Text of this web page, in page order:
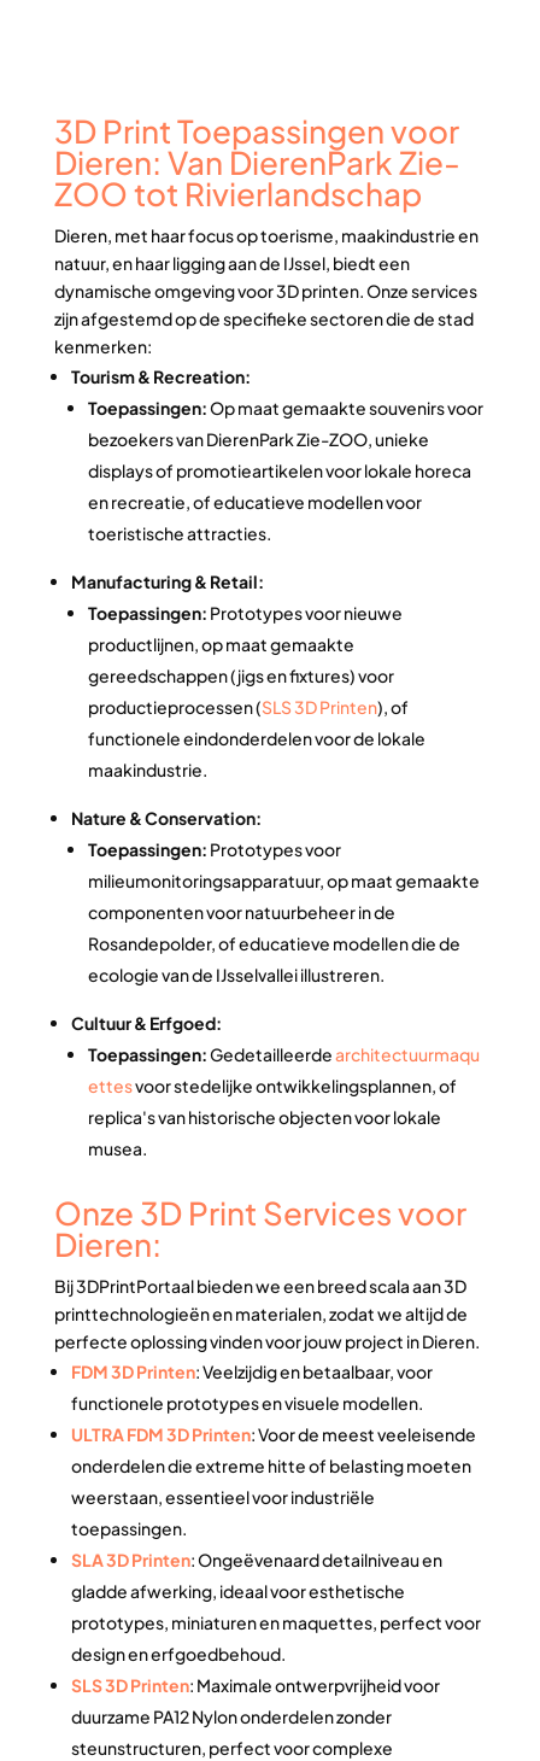
3D Print Toepassingen voor
Dieren: Van DierenPark Zie-
ZOO tot Rivierlandschap
Dieren, met haar focus op toerisme, maakindustrie en
natuur, en haar ligging aan de IJssel, biedt een
dynamische omgeving voor 3D printen. Onze services
zijn afgestemd op de specifieke sectoren die de stad
kenmerken:
Tourism & Recreation:
Toepassingen:Op maat gemaakte souvenirs voor
bezoekers van DierenPark Zie-ZOO, unieke
displays of promotieartikelen voor lokale horeca
en recreatie, of educatieve modellen voor
toeristische attracties.
Manufacturing & Retail:
Toepassingen: Prototypes voor nieuwe
productlijnen, op maat gemaakte
gereedschappen (jigs en fixtures) voor
productieprocessen (SLS 3D Printen), of
functionele eindonderdelen voor de lokale
maakindustrie.
Nature & Conservation:
Toepassingen: Prototypes voor
milieumonitoringsapparatuur, op maat gemaakte
componenten voor natuurbeheer in de
Rosandepolder, of educatieve modellen die de
ecologie van de IJsselvallei illustreren.
Cultuur & Erfgoed:
Toepassingen:Gedetailleerdearchitectuurmaqu
ettesvoor stedelijke ontwikkelingsplannen, of
replica's van historische objecten voor lokale
musea.
Onze 3D Print Services voor
Dieren:
Bij 3DPrintPortaal bieden we een breed scala aan 3D
printtechnologieën en materialen, zodat we altijd de
perfecte oplossing vinden voor jouw project in Dieren.
FDM 3D Printen: Veelzijdig en betaalbaar, voor
functionele prototypes en visuele modellen.
ULTRA FDM 3D Printen: Voor de meest veeleisende
onderdelen die extreme hitte of belasting moeten
weerstaan, essentieel voor industriële
toepassingen.
SLA 3D Printen: Ongeëvenaard detailniveau en
gladde afwerking, ideaal voor esthetische
prototypes, miniaturen en maquettes, perfect voor
design en erfgoedbehoud.
SLS 3D Printen: Maximale ontwerpvrijheid voor
duurzame PA12 Nylon onderdelen zonder
steunstructuren, perfect voor complexe